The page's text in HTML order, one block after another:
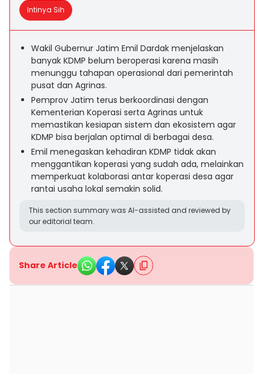
Intinya Sih
Wakil Gubernur Jatim Emil Dardak menjelaskan
banyak KDMP belum beroperasi karena masih
menunggu tahapan operasional dari pemerintah
pusat dan Agrinas.
Pemprov Jatim terus berkoordinasi dengan
Kementerian Koperasi serta Agrinas untuk
memastikan kesiapan sistem dan ekosistem agar
KDMP bisa berjalan optimal di berbagai desa.
Emil menegaskan kehadiran KDMP tidak akan
menggantikan koperasi yang sudah ada, melainkan
memperkuat kolaborasi antar koperasi desa agar
rantai usaha lokal semakin solid.
This section summary was AI-assisted and reviewed by
our editorial team.
Share Article